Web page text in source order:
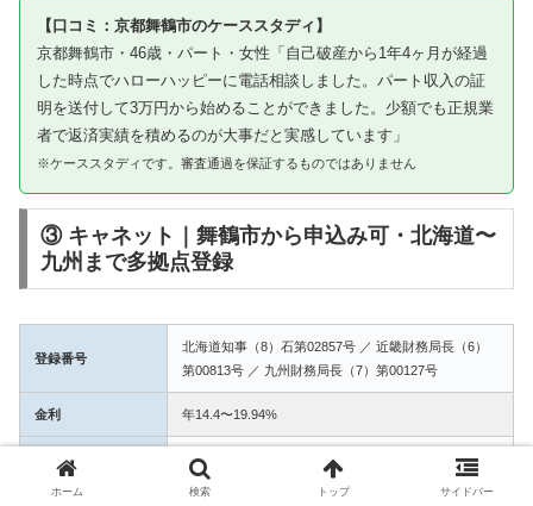
【口コミ：京都舞鶴市のケーススタディ】
京都舞鶴市・46歳・パート・女性「自己破産から1年4ヶ月が経過
した時点でハローハッピーに電話相談しました。パート収入の証
明を送付して3万円から始めることができました。少額でも正規業
者で返済実績を積めるのが大事だと実感しています」
※ケーススタディです。審査通過を保証するものではありません
③ キャネット｜舞鶴市から申込み可・北海道〜
九州まで多拠点登録
登録番号
北海道知事（8）石第02857号 ／ 近畿財務局長（6）
第00813号 ／ 九州財務局長（7）第00127号
金利 年14.4〜19.94%
融資額 1万〜50万円
ホーム 検索 トップ サイドバー